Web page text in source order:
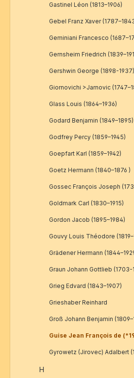
Gastinel Léon (1813–1906)
Gebel Franz Xaver
Geminiani Francesco
Gernsheim Friedrich
Gershwin George (1898-1937)
Giornovichi >Jarnovic
Glass Louis (1864–1936)
Godard Benjamin (1849–1895)
Godfrey Percy (1859–1945)
Goepfart Karl (1859–1942)
Goetz Hermann (1840–1876 )
Gossec François Joseph
Goldmark Carl (1830–1915)
Gordon Jacob (1895–1984)
Gouvy Louis Théodore
Grädener Hermann
Graun Johann Gottlieb (1703-
Grieg Edvard (1843–1907)
Grieshaber Reinhard
Groß Johann Benjamin
Guise Jean François de
Gyrowetz (Jirovec) Adalbert
H